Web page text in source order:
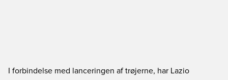
I forbindelse med lanceringen af trøjerne, har Lazio